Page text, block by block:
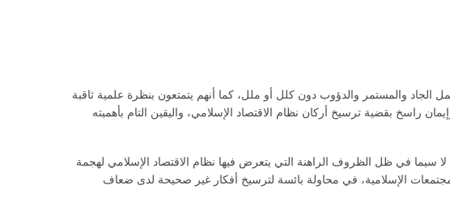
الجاد والمستمر والدؤوب دون كلل أو ملل، كما أنهم يتمتعون بنظرة علمية ثاقبة
راسخ بقضية ترسيخ أركان نظام الاقتصاد الإسلامي، واليقين التام بأهميته
لا سيما في ظل الظروف الراهنة التي يتعرض فيها نظام الاقتصاد الإسلامي لهجمة
الإسلامية، في محاولة بائسة لترسيخ أفكار غير صحيحة لدى ضعاف